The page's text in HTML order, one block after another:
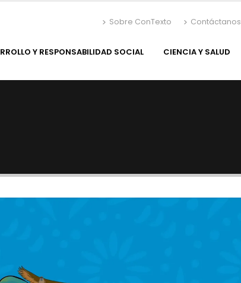
Sobre ConTexto Contáctanos
Y RESPONSABILIDAD SOCIAL CIENCIA Y SALUD